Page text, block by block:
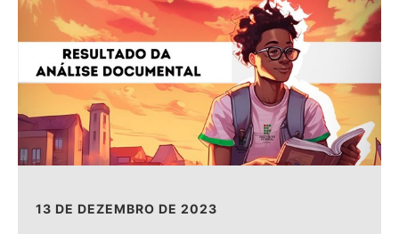
13 DE DEZEMBRO DE 2023